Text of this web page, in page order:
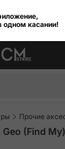
одном касании!
Прочие
(Find